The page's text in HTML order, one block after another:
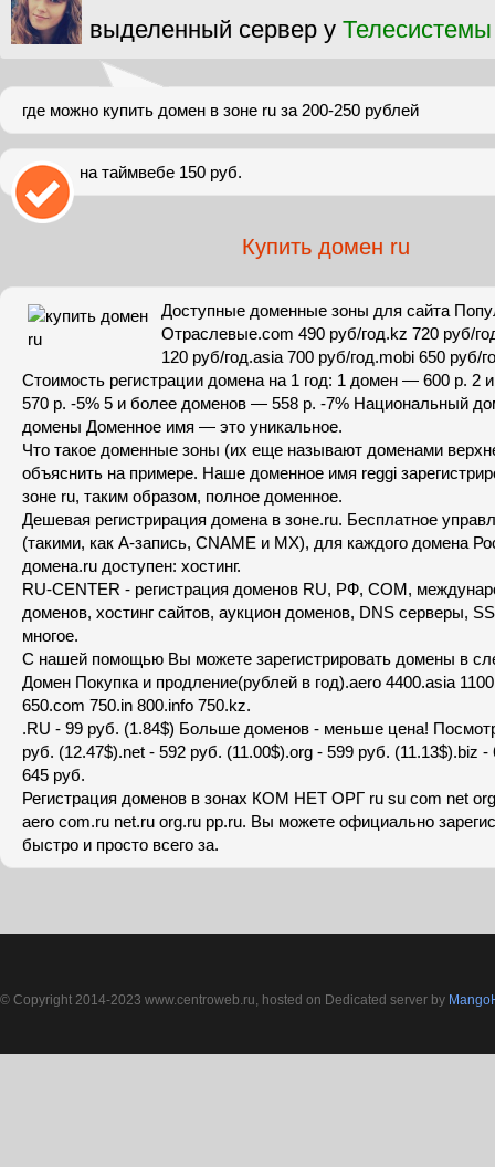
выделенный сервер у Телесистемы
где можно купить домен в зоне ru за 200-250 рублей
на таймвебе 150 руб.
Купить домен ru
Доступные доменные зоны для сайта
Отраслевые.com 490 руб/год.kz 720 руб/
120 руб/год.asia 700 руб/год.mobi 650 руб/
Стоимость регистрации домена на 1 год: 1 домен — 600 р. 2
570 р. -5% 5 и более доменов — 558 р. -7% Национальный
домены Доменное имя — это уникальное.
Что такое доменные зоны (их еще называют доменами
объяснить на примере. Наше доменное имя reggi
зоне ru, таким образом, полное доменное.
Дешевая регистрирация домена в зоне.ru. Бесплатное
(такими, как А-запись, CNAME и MX), для каждого домена
домена.ru доступен: хостинг.
RU-CENTER - регистрация доменов RU, РФ, COM,
доменов, хостинг сайтов, аукцион доменов, DNS серверы,
многое.
С нашей помощью Вы можете зарегистрировать домены в
Домен Покупка и продление(рублей в год).aero 4400.asia
650.com 750.in 800.info 750.kz.
.RU - 99 руб. (1.84$) Больше доменов - меньше цена!
руб. (12.47$).net - 592 руб. (11.00$).org - 599 руб. (11.13$).biz -
645 руб.
Регистрация доменов в зонах КОМ НЕТ ОРГ ru su com net
aero com.ru net.ru org.ru pp.ru. Вы можете официально
быстро и просто всего за.
© Copyright 2014-2023 www.centroweb.ru, hosted on Dedicated server by